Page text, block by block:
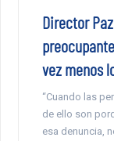
Director
vez menos
“Cuando las
de ello son
esa denuncia,